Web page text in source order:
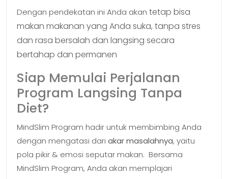
Dengan pendekatan ini Anda akan tetap bisa
makan makanan yang Anda suka, tanpa stres
dan rasa bersalah dan langsing secara
bertahap dan permanen
Siap Memulai Perjalanan
Program Langsing Tanpa
Diet?
MindSlim Program hadir untuk membimbing Anda
dengan mengatasi dari akar masalahnya, yaitu
pola pikir & emosi seputar makan. Bersama
MindSlim Program, Anda akan memplajari